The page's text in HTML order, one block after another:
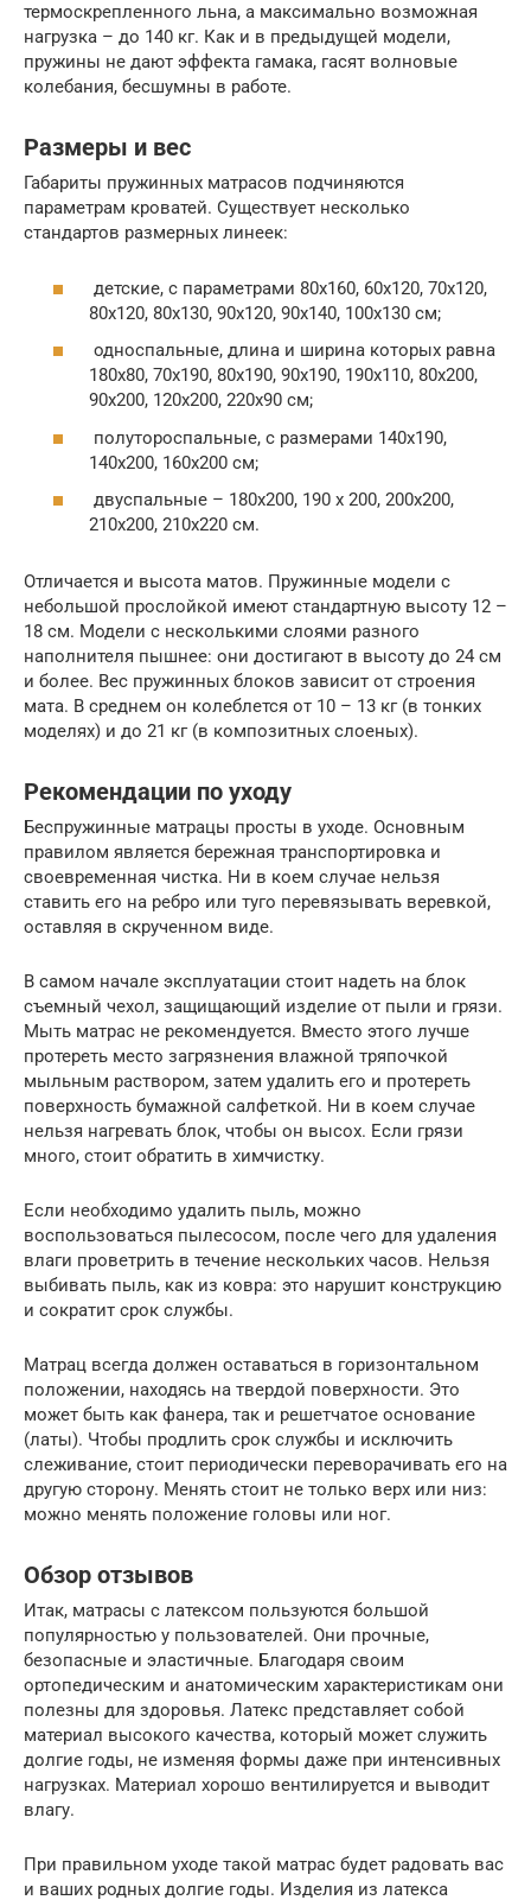
термоскрепленного льна, а максимально возможная
нагрузка – до 140 кг. Как и в предыдущей модели,
пружины не дают эффекта гамака, гасят волновые
колебания, бесшумны в работе.
Размеры и вес
Габариты пружинных матрасов подчиняются
параметрам кроватей. Существует несколько
стандартов размерных линеек:
детские, с параметрами 80х160, 60х120, 70х120,
80х120, 80х130, 90х120, 90х140, 100х130 см;
односпальные, длина и ширина которых равна
180х80, 70х190, 80х190, 90х190, 190х110, 80х200,
90х200, 120х200, 220х90 см;
полутороспальные, с размерами 140х190,
140х200, 160х200 см;
двуспальные – 180х200, 190 х 200, 200х200,
210х200, 210х220 см.
Отличается и высота матов. Пружинные модели с
небольшой прослойкой имеют стандартную высоту 12 –
18 см. Модели с несколькими слоями разного
наполнителя пышнее: они достигают в высоту до 24 см
и более. Вес пружинных блоков зависит от строения
мата. В среднем он колеблется от 10 – 13 кг (в тонких
моделях) и до 21 кг (в композитных слоеных).
Рекомендации по уходу
Беспружинные матрацы просты в уходе. Основным
правилом является бережная транспортировка и
своевременная чистка. Ни в коем случае нельзя
ставить его на ребро или туго перевязывать веревкой,
оставляя в скрученном виде.
В самом начале эксплуатации стоит надеть на блок
съемный чехол, защищающий изделие от пыли и грязи.
Мыть матрас не рекомендуется. Вместо этого лучше
протереть место загрязнения влажной тряпочкой
мыльным раствором, затем удалить его и протереть
поверхность бумажной салфеткой. Ни в коем случае
нельзя нагревать блок, чтобы он высох. Если грязи
много, стоит обратить в химчистку.
Если необходимо удалить пыль, можно
воспользоваться пылесосом, после чего для удаления
влаги проветрить в течение нескольких часов. Нельзя
выбивать пыль, как из ковра: это нарушит конструкцию
и сократит срок службы.
Матрац всегда должен оставаться в горизонтальном
положении, находясь на твердой поверхности. Это
может быть как фанера, так и решетчатое основание
(латы). Чтобы продлить срок службы и исключить
слеживание, стоит периодически переворачивать его на
другую сторону. Менять стоит не только верх или низ:
можно менять положение головы или ног.
Обзор отзывов
Итак, матрасы с латексом пользуются большой
популярностью у пользователей. Они прочные,
безопасные и эластичные. Благодаря своим
ортопедическим и анатомическим характеристикам они
полезны для здоровья. Латекс представляет собой
материал высокого качества, который может служить
долгие годы, не изменяя формы даже при интенсивных
нагрузках. Материал хорошо вентилируется и выводит
влагу.
При правильном уходе такой матрас будет радовать вас
и ваших родных долгие годы. Изделия из латекса